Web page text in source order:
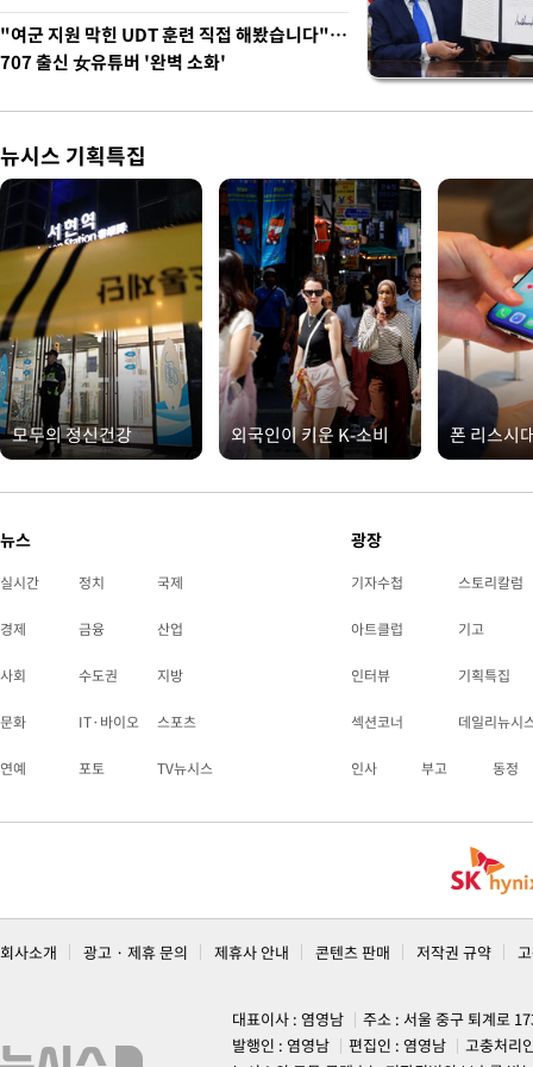
"여군 지원 막힌 UDT 훈련 직접 해봤습니다"…
707 출신 女유튜버 '완벽 소화'
뉴시스 기획특집
모두의 정신건강 외국인이 키운 K-소비 폰 리스시
뉴스
실시간 정치 국제
경제 금융 산업
사회 수도권 지방
문화 IT·바이오 스포츠
연예 포토 TV뉴시스
광장
기자수첩 스토리칼럼
아트클럽 기고
인터뷰 기획특집
섹션코너 데일리뉴시
인사 부고 동정
회사소개 광고 · 제휴 문의 제휴사 안내 콘텐츠 판매 저작권 규약
대표이사 : 염영남
주소 : 서울 중구 퇴계로
발행인 : 염영남
편집인 : 염영남
고충처리